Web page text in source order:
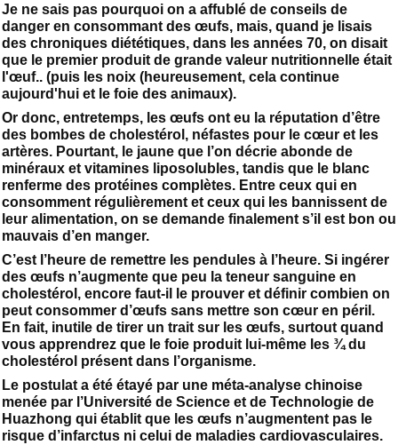
Je ne sais pas pourquoi on a affublé de conseils de
danger en consommant des œufs, mais, quand je lisais
des chroniques diététiques, dans les années 70, on disait
que le premier produit de grande valeur nutritionnelle était
l'œuf.. (puis les noix (heureusement, cela continue
aujourd'hui et le foie des animaux).
Or donc, entretemps, les œufs ont eu la réputation d’être
des bombes de cholestérol, néfastes pour le cœur et les
artères. Pourtant, le jaune que l’on décrie abonde de
minéraux et vitamines liposolubles, tandis que le blanc
renferme des protéines complètes. Entre ceux qui en
consomment régulièrement et ceux qui les bannissent de
leur alimentation, on se demande finalement s’il est bon ou
mauvais d’en manger.
C’est l’heure de remettre les pendules à l’heure. Si ingérer
des œufs n’augmente que peu la teneur sanguine en
cholestérol, encore faut-il le prouver et définir combien on
peut consommer d’œufs sans mettre son cœur en péril.
En fait, inutile de tirer un trait sur les œufs, surtout quand
vous apprendrez que le foie produit lui-même les ¾ du
cholestérol présent dans l’organisme.
Le postulat a été étayé par une méta-analyse chinoise
menée par l’Université de Science et de Technologie de
Huazhong qui établit que les œufs n’augmentent pas le
risque d’infarctus ni celui de maladies cardiovasculaires.